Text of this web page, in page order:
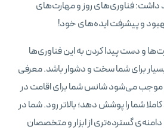
داشت: فناوری‌های روز و مهارت‌های
و پیشرفت ایده‌های خود!
و دست پیدا کردن به این فناوری‌ها
برای شما سخت و دشوار باشد. معرفی
می‌شود شانس شما برای اقامت در
شما را پوشش دهد؛ بالاتر رود. شما در
گسترده‌تری از ابزار و متخصصان